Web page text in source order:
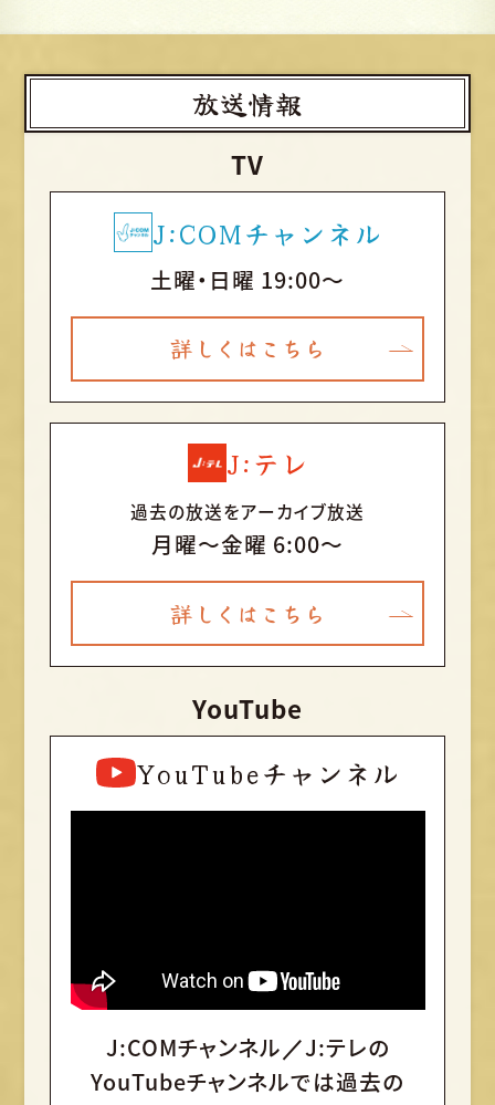
放送情報
TV
J:COMチャンネル
土曜・日曜 19:00～
詳しくはこちら
J:テレ
過去の放送をアーカイブ放送
月曜〜金曜 6:00～
詳しくはこちら
YouTube
YouTubeチャンネル
J:COMチャンネル／J:テレの
YouTubeチャンネルでは過去の